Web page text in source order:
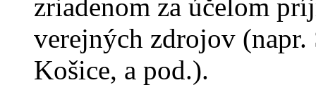
zriadenom za účelom
verejných zdrojov (napr.
Košice, a pod.).